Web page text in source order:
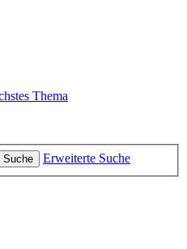
Thema
Suche
Erweiterte Suche